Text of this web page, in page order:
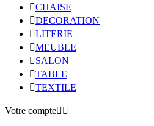
CHAISE
DECORATION
LITERIE
MEUBLE
SALON
TABLE
TEXTILE
Votre compte 